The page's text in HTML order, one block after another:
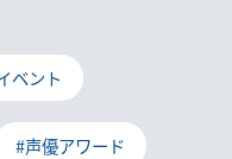
ベント
#声優アワード